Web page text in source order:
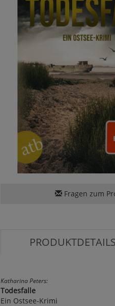
Fragen zum
PRODUKTDETAILS
Katharina Peters:
Todesfalle
Ein Ostsee-Krimi